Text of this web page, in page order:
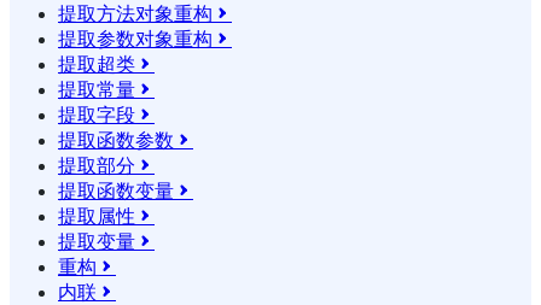
提取方法对象重构 
提取参数对象重构 
提取超类 
提取常量 
提取字段 
提取函数参数 
提取部分 
提取函数变量 
提取属性 
提取变量 
重构 
内联 